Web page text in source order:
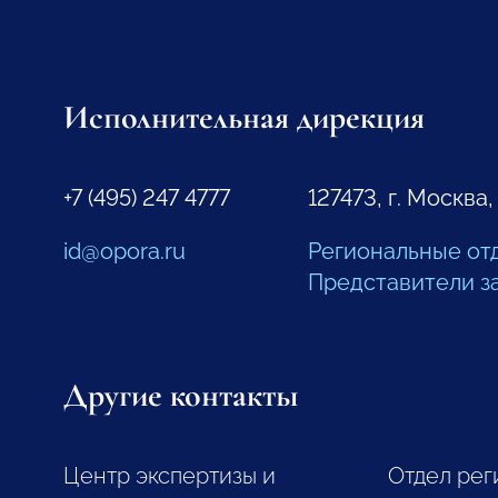
Исполнительная дирекция
+7 (495) 247 4777
id@opora.ru
127473, г.
Региональные
Представители
Другие контакты
Центр экспертизы и
Отдел